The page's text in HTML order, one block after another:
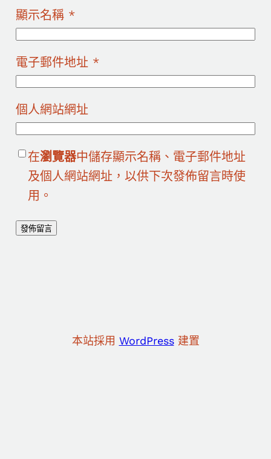
顯示名稱 *
電子郵件地址 *
個人網站網址
在瀏覽器中儲存顯示名稱、電子郵件地址
及個人網站網址，以供下次發佈留言時使
用。
本站採用 WordPress建置